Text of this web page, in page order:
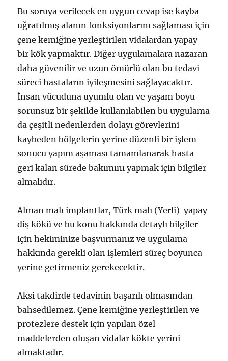
Bu soruya verilecek en uygun cevap ise kayba
uğratılmış alanın fonksiyonlarını sağlaması için
çene kemiğine yerleştirilen vidalardan yapay
bir kök yapmaktır. Diğer uygulamalara nazaran
daha güvenilir ve uzun ömürlü olan bu tedavi
süreci hastaların iyileşmesini sağlayacaktır.
İnsan vücuduna uyumlu olan ve yaşam boyu
sorunsuz bir şekilde kullanılabilen bu uygulama
da çeşitli nedenlerden dolayı görevlerini
kaybeden bölgelerin yerine düzenli bir işlem
sonucu yapım aşaması tamamlanarak hasta
geri kalan sürede bakımını yapmak için bilgiler
almalıdır.
Alman malı implantlar, Türk malı (Yerli) yapay
diş kökü ve bu konu hakkında detaylı bilgiler
için hekiminize başvurmanız ve uygulama
hakkında gerekli olan işlemleri süreç boyunca
yerine getirmeniz gerekecektir.
Aksi takdirde tedavinin başarılı olmasından
bahsedilemez. Çene kemiğine yerleştirilen ve
protezlere destek için yapılan özel
maddelerden oluşan vidalar kökte yerini
almaktadır.